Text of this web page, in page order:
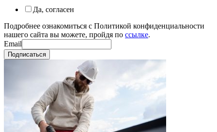
Да, согласен
Подробнее ознакомиться с Политикой конфиденциальности
нашего сайта вы можете, пройдя по ссылке.
Email
Подписаться